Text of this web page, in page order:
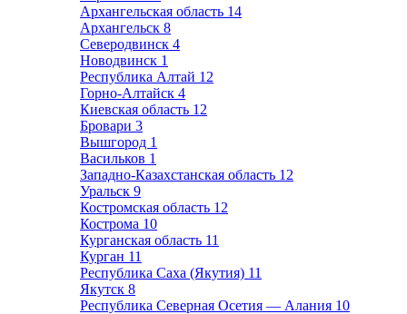
Архангельская область 14
Архангельск 8
Северодвинск 4
Новодвинск 1
Республика Алтай 12
Горно-Алтайск 4
Киевская область 12
Бровари 3
Вышгород 1
Васильков 1
Западно-Казахстанская область 12
Уральск 9
Костромская область 12
Кострома 10
Курганская область 11
Курган 11
Республика Саха (Якутия) 11
Якутск 8
Республика Северная Осетия — Алания 10